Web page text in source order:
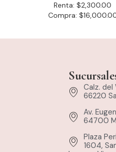
Renta: $2,300.00
Compra:
Calz. del
66220
Av.
64700
Plaza
1604,